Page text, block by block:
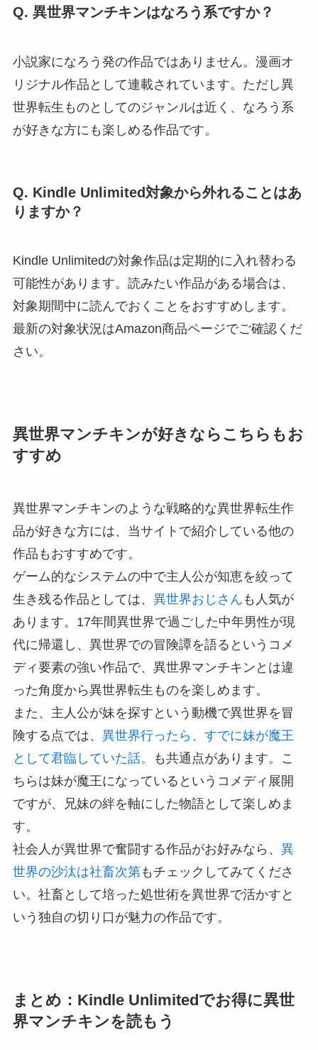
Q. 異世界マンチキンはなろう系ですか？
小説家になろう発の作品ではありません。漫画オ
リジナル作品として連載されています。ただし異
世界転生ものとしてのジャンルは近く、なろう系
が好きな方にも楽しめる作品です。
Q. Kindle Unlimited対象から外れることはあ
りますか？
Kindle Unlimitedの対象作品は定期的に入れ替わる
可能性があります。読みたい作品がある場合は、
対象期間中に読んでおくことをおすすめします。
最新の対象状況はAmazon商品ページでご確認くだ
さい。
異世界マンチキンが好きならこちらもお
すすめ
異世界マンチキンのような戦略的な異世界転生作
品が好きな方には、当サイトで紹介している他の
作品もおすすめです。
ゲーム的なシステムの中で主人公が知恵を絞って
生き残る作品としては、 異世界おじさん も人気が
あります。17年間異世界で過ごした中年男性が現
代に帰還し、異世界での冒険譚を語るというコメ
ディ要素の強い作品で、異世界マンチキンとは違
った角度から異世界転生ものを楽しめます。
また、主人公が妹を探すという動機で異世界を冒
険する点では、 異世界行ったら、すでに妹が魔王
として君臨していた話。
も共通点があります。こ
ちらは妹が魔王になっているというコメディ展開
ですが、兄妹の絆を軸にした物語として楽しめま
す。
社会人が異世界で奮闘する作品がお好みなら、 異
世界の沙汰は社畜次第もチェックしてみてくださ
い。社畜として培った処世術を異世界で活かすと
いう独自の切り口が魅力の作品です。
まとめ：Kindle Unlimitedでお得に異世
界マンチキンを読もう